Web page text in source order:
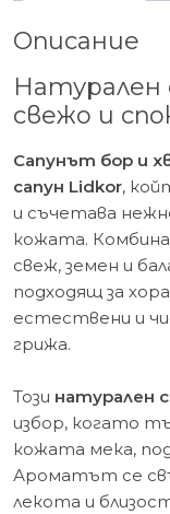
Описание
Натурален
свежо и
Сапунът бор и
сапун Lidkor,
и съчетава
кожата.
свеж, земен и
подходящ за
естествени и
грижа.
Този натурален
избор, когато
кожата мека,
Ароматът се
лекота и